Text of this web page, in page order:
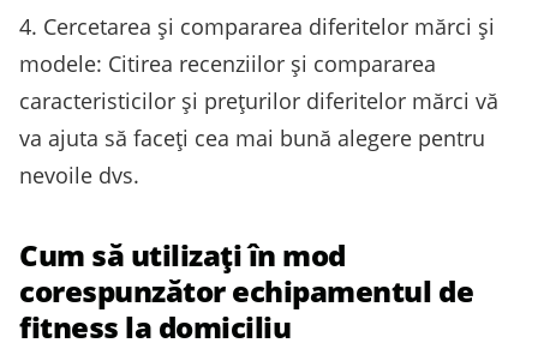
4. Cercetarea și compararea diferitelor mărci și
modele: Citirea recenziilor și compararea
caracteristicilor și prețurilor diferitelor mărci vă
va ajuta să faceți cea mai bună alegere pentru
nevoile dvs.
Cum să utilizați în mod
corespunzător echipamentul de
fitness la domiciliu